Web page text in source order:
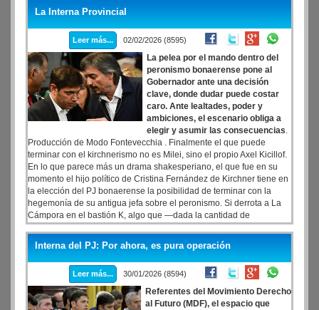
que se realizó con los parámetros del nuevo IPC
La Interna Provincial
Leer más... 02/02/2026 (8595)
La pelea por el mando dentro del
peronismo bonaerense pone al
Gobernador ante una decisión
clave, donde dudar puede costar
caro. Ante lealtades, poder y
ambiciones, el escenario obliga a
elegir y asumir las consecuencias.
Producción de Modo Fontevecchia . Finalmente el que puede
terminar con el kirchnerismo no es Milei, sino el propio Axel Kicillof.
En lo que parece más un drama shakesperiano, el que fue en su
momento el hijo político de Cristina Fernández de Kirchner tiene en
la elección del PJ bonaerense la posibilidad de terminar con la
hegemonía de su antigua jefa sobre el peronismo. Si derrota a La
Cámpora en el bastión K, algo que —dada la cantidad de
intendentes y sindicalistas ligados al gobernador— no sería para
nada descabellado, el kirchnerismo dejaría de ser el socio
mayoritario del peronismo y con Cristina presa,
Interna del PJ: Por ahora, es pura operación
Leer más... 30/01/2026 (8594)
Referentes del Movimiento Derecho
al Futuro (MDF), el espacio que